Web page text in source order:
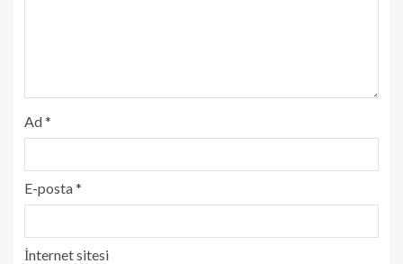
Ad*
E-posta*
İnternet sitesi